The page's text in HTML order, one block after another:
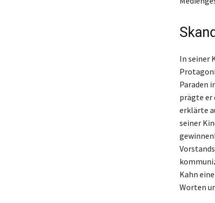
In seiner
Paraden
prägte er
erklärte
seiner
Kahn
Worten